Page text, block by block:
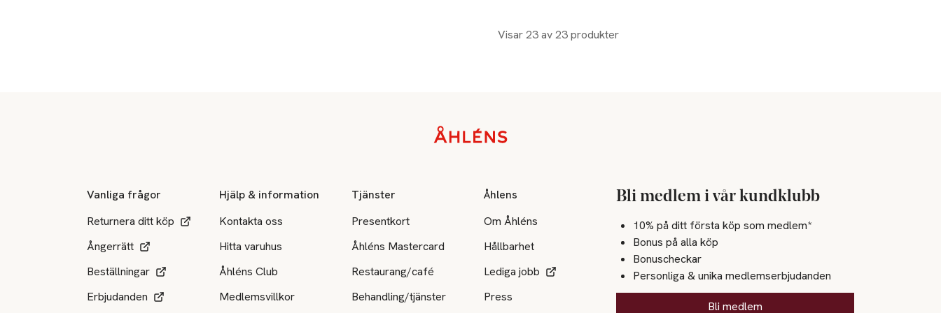
Visar 23 av 23 produkter
Vanliga frågor
Returnera ditt köp
Ångerrätt
Beställningar
Erbjudanden
Hjälp & information
Kontakta oss
Hitta varuhus
Åhléns Club
Medlemsvillkor
Tjänster
Presentkort
Åhléns Mastercard
Restaurang/café
Behandling/tjänster
Åhlens
Om Åhléns
Hållbarhet
Lediga jobb
Press
Bli medlem i vår kundklubb
10% på ditt första köp som medlem*
Bonus på alla köp
Bonuscheckar
Personliga & unika medlemserbjudanden
Bli medlem